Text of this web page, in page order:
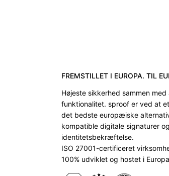
FREMSTILLET I EUROPA. TIL
Højeste sikkerhed sammen
funktionalitet. sproof er ved at
det bedste europæiske
kompatible digitale signaturer og
identitetsbekræftelse.
ISO 27001-certificeret
100% udviklet og hostet i